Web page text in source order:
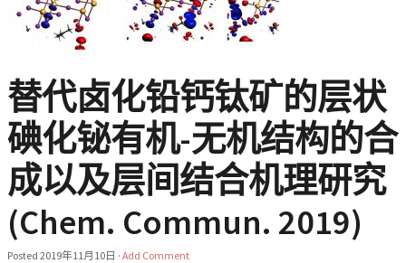
替代卤化铅钙钛矿的层状
碘化铋有机-无机结构的合
成以及层间结合机理研究
(Chem. Commun. 2019)
Posted 2019年11月10日 · Add Comment